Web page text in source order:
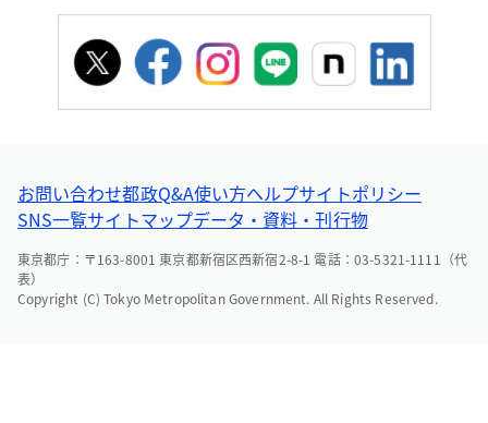
お問い合わせ都政Q&A使い方ヘルプサイトポリシー
SNS一覧サイトマップデータ・資料・刊行物
東京都庁：〒163-8001 東京都新宿区西新宿2-8-1 電話：03-5321-1111（代
表）
Copyright (C) Tokyo Metropolitan Government. All Rights Reserved.